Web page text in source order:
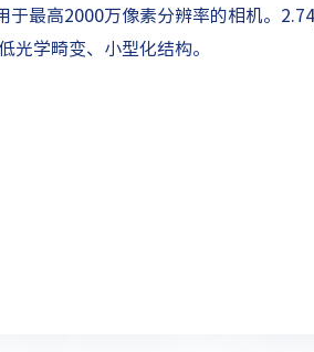
于最高2000万像素分辨率的相机。
光学畸变、小型化结构。